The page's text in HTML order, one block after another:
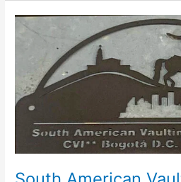
South
American
Games
FEI
CVI2**
CNV